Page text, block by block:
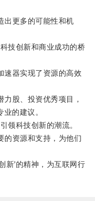
更多的可能性和机
技创新和商业成功的桥
器实现了资源的高效
股、投资优秀项目，
的建议。
领科技创新的潮流。
资源和支持，为他们
’的精神，为互联网行